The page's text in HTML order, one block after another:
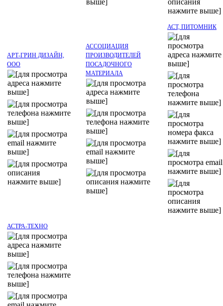
АРТ-ГРИН ДИЗАЙН,
ООО
АССОЦИАЦИЯ
ПРОИЗВОДИТЕЛЕЙ
ПОСАДОЧНОГО
МАТЕРИАЛА
АСТ, ПИТОМНИК
АСТРА-ТЕХНО